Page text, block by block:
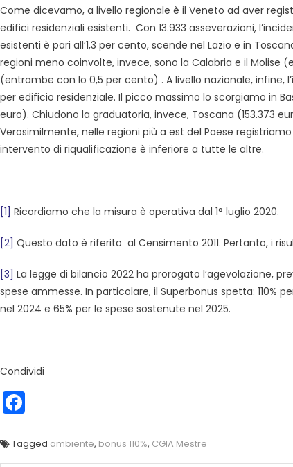
Come dicevamo, a livello regionale è il Veneto ad aver
edifici residenziali esistenti. Con 13.933 asseverazioni,
esistenti è pari all’1,3 per cento, scende nel Lazio e in
regioni meno coinvolte, invece, sono la Calabria e il Molise
(entrambe con lo 0,5 per cento) . A livello nazionale, infine,
per edificio residenziale. Il picco massimo lo scorgiamo in
euro). Chiudono la graduatoria, invece, Toscana (153.373
Verosimilmente, nelle regioni più a est del Paese
intervento di riqualificazione è inferiore a tutte le altre.
[1] Ricordiamo che la misura è operativa dal 1° luglio 2020.
[2] Questo dato è riferito al Censimento 2011. Pertanto, i
[3] La legge di bilancio 2022 ha prorogato l’agevolazione,
spese ammesse. In particolare, il Superbonus spetta: 110%
nel 2024 e 65% per le spese sostenute nel 2025.
Condividi
Tagged ambiente, bonus 110%, CGIA Mestre